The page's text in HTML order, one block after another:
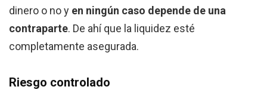
dinero o no y en ningún caso depende de una
contraparte. De ahí que la liquidez esté
completamente asegurada.
Riesgo controlado